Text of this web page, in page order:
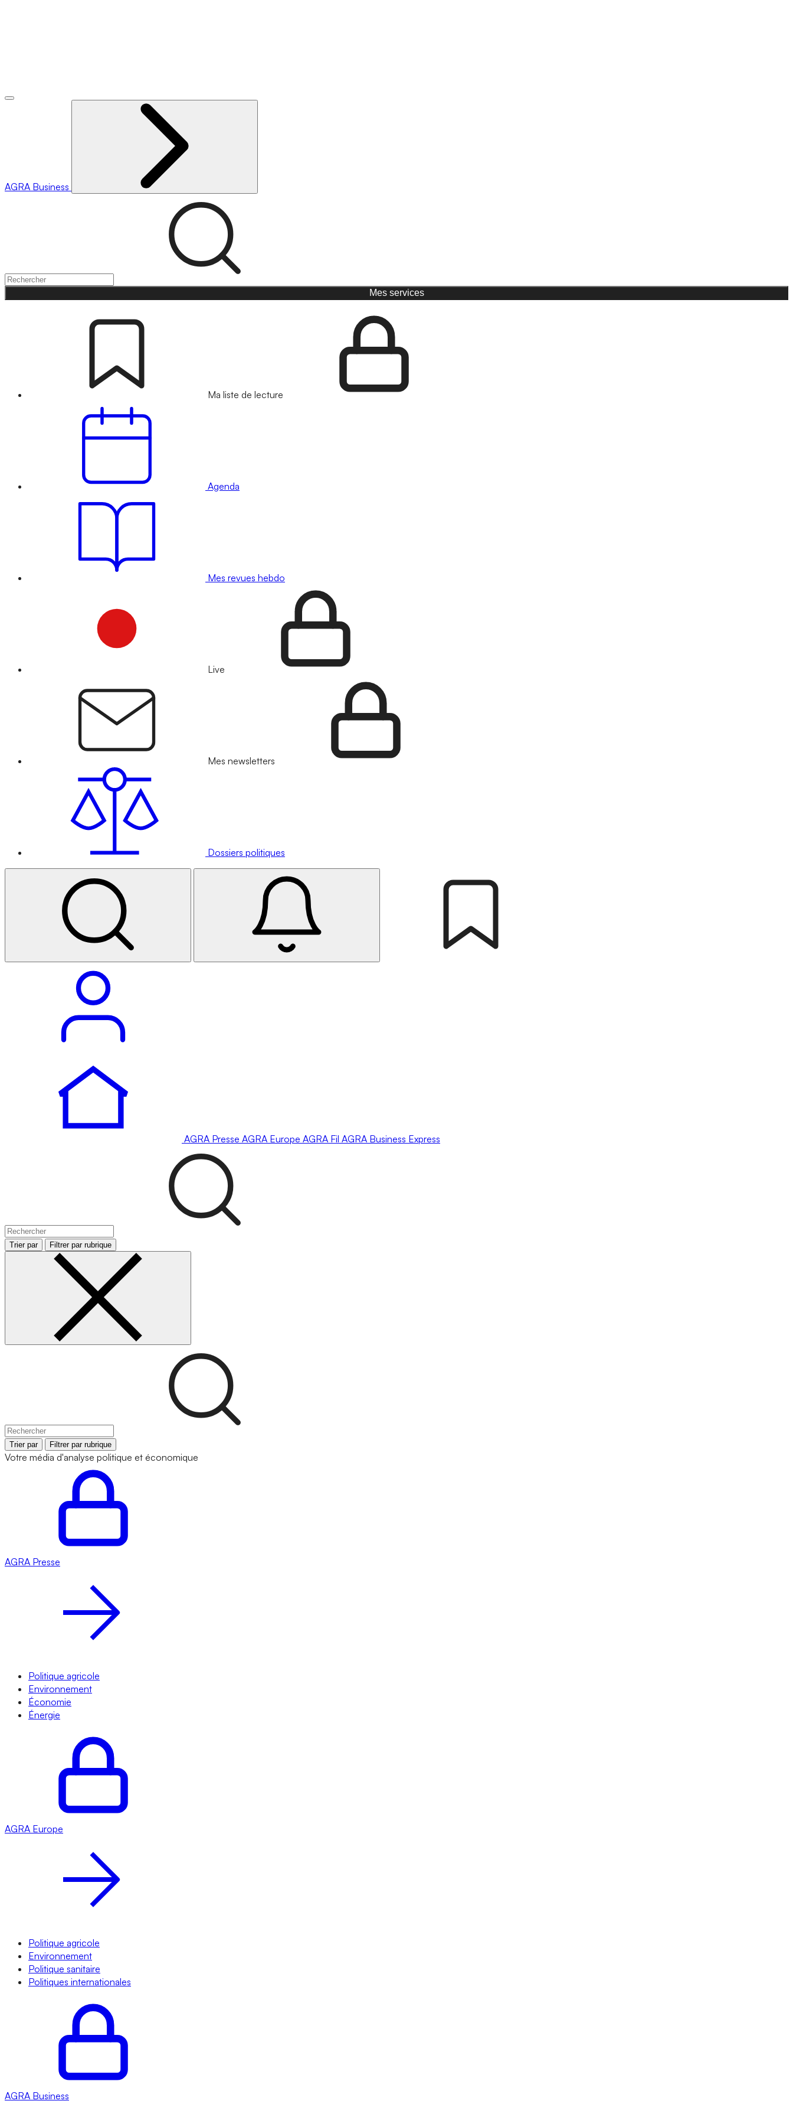
AGRA Business
Mes services
Ma liste de lecture
Agenda
Mes revues hebdo
Live
Mes newsletters
Dossiers politiques
AGRA Presse AGRA Europe AGRA Fil AGRA Business Express
Trier par Filtrer par rubrique
Trier par Filtrer par rubrique
Votre média d'analyse politique et économique
AGRA Presse
Politique agricole
Environnement
Économie
Énergie
AGRA Europe
Politique agricole
Environnement
Politique sanitaire
Politiques internationales
AGRA Business